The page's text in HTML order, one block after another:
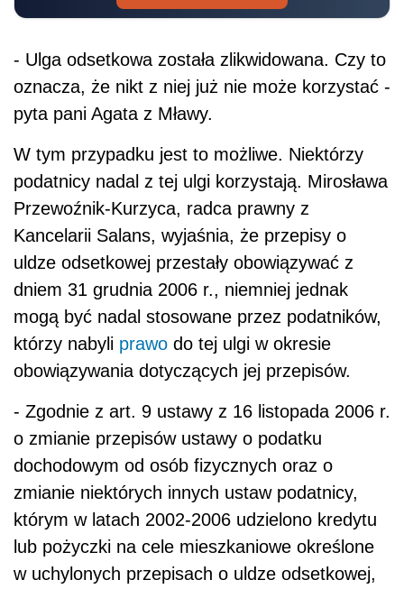
- Ulga odsetkowa została zlikwidowana. Czy to
oznacza, że nikt z niej już nie może korzystać -
pyta pani Agata z Mławy.
W tym przypadku jest to możliwe. Niektórzy
podatnicy nadal z tej ulgi korzystają. Mirosława
Przewoźnik-Kurzyca, radca prawny z
Kancelarii Salans, wyjaśnia, że przepisy o
uldze odsetkowej przestały obowiązywać z
dniem 31 grudnia 2006 r., niemniej jednak
mogą być nadal stosowane przez podatników,
którzy nabyli prawo do tej ulgi w okresie
obowiązywania dotyczących jej przepisów.
- Zgodnie z art. 9 ustawy z 16 listopada 2006 r.
o zmianie przepisów ustawy o podatku
dochodowym od osób fizycznych oraz o
zmianie niektórych innych ustaw podatnicy,
którym w latach 2002-2006 udzielono kredytu
lub pożyczki na cele mieszkaniowe określone
w uchylonych przepisach o uldze odsetkowej,